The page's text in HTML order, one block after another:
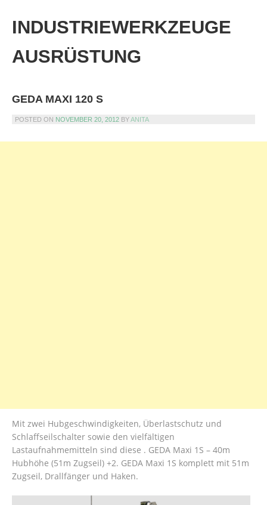
content
INDUSTRIEWERKZEUGE
AUSRÜSTUNG
GEDA MAXI 120 S
POSTED ON NOVEMBER 20, 2012 BYANITA
Mit zwei Hubgeschwindigkeiten, Überlastschutz und
Schlaffseilschalter sowie den vielfältigen
Lastaufnahmemitteln sind diese . GEDA Maxi 1S – 40m
Hubhöhe (51m Zugseil) +2. GEDA Maxi 1S komplett mit 51m
Zugseil, Drallfänger und Haken.